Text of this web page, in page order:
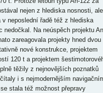
nejen z hlediska nosnosti,
neposlední řadě též z hlediska
Na neúspěch projektu
zareagovala projekty hned dvou
nové konstrukce, projektem
120 t a projektem
těžily z nejnovějších poznatků
i s nejmodernějším
stala též možnost přepravy